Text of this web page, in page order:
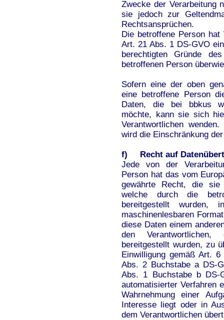
Zwecke der Verarbeitung
sie jedoch zur
Rechtsansprüchen.
Die betroffene Person hat
Art. 21 Abs. 1 DS-GVO
berechtigten Gründe
betroffenen Person
Sofern eine der oben
eine betroffene Person
Daten, die bei bbkus
möchte, kann sie sich
Verantwortlichen
wird die Einschränkung
f) Recht auf
Jede von der
Person hat das vom
gewährte Recht, die sie
welche durch die
bereitgestellt wurden,
maschinenlesbaren
diese Daten einem
den Verantwortlichen,
bereitgestellt wurden, zu
Einwilligung gemäß Art.
Abs. 2 Buchstabe a DS-
Abs. 1 Buchstabe b DS-
automatisierter Verfahren
Wahrnehmung einer
Interesse liegt oder in
dem Verantwortlichen